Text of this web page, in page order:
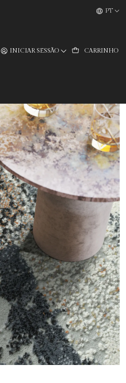
INICIAR SESSÃO CARRINHO
PT